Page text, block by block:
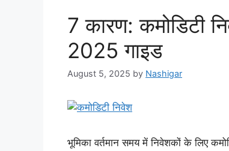
7 कारण:
2025 गाइड
August 5, 2025 by Nashigar
भूमिका वर्तमान समय में निवेशकों के लिए